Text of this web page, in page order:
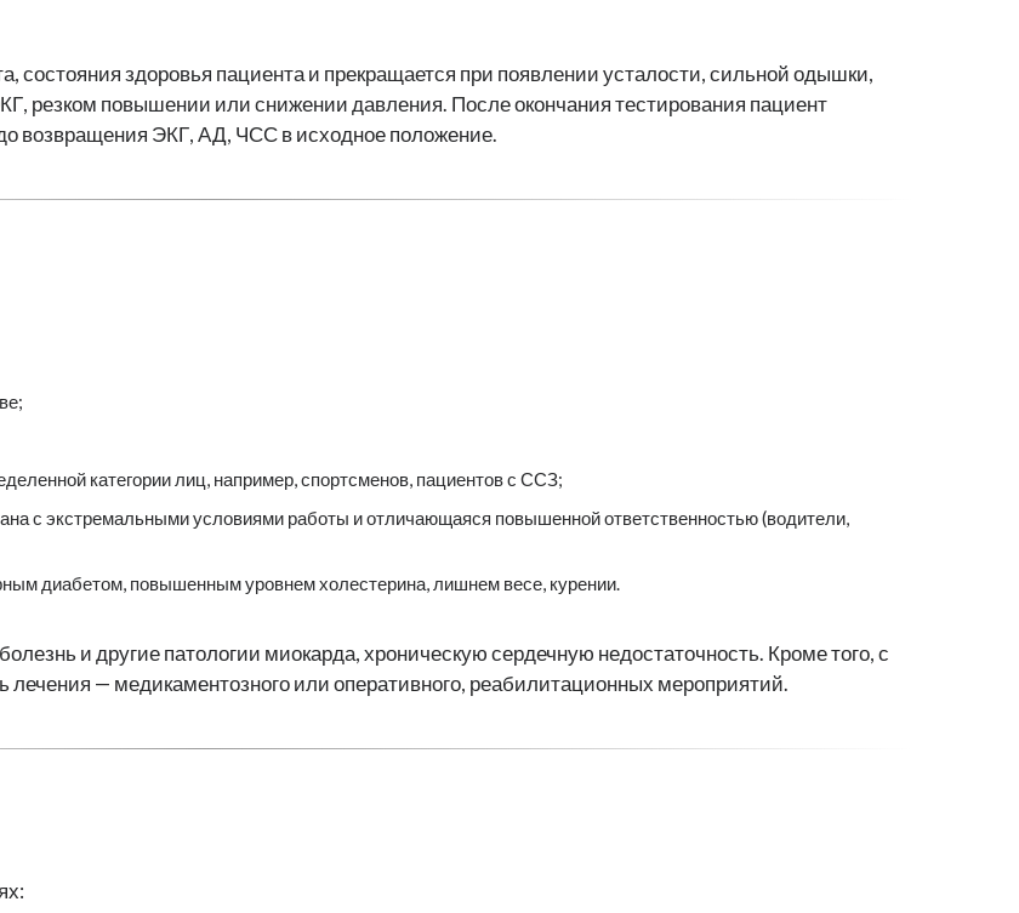
состояния здоровья пациента и прекращается при появлении усталости, сильной одышки,
резком повышении или снижении давления. После окончания тестирования пациент
возвращения ЭКГ, АД, ЧСС в исходное положение.
категории лиц, например, спортсменов, пациентов с ССЗ;
с экстремальными условиями работы и отличающаяся повышенной ответственностью (водители,
диабетом, повышенным уровнем холестерина, лишнем весе, курении.
и другие патологии миокарда, хроническую сердечную недостаточность. Кроме того, с
— медикаментозного или оперативного, реабилитационных мероприятий.